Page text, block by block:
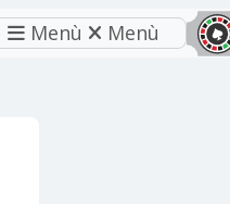
Menù Menù